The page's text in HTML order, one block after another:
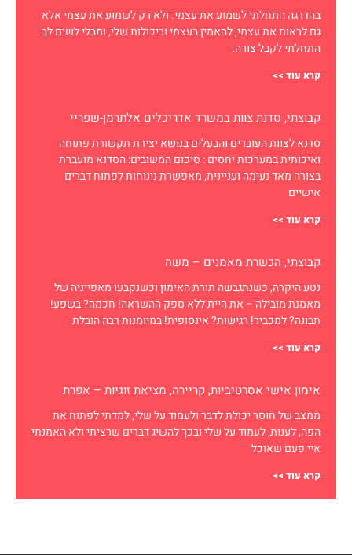
בהדרגה התחלתי לשמוע את עצמי. ולא רק לשמוע את עצמי אלא
גם לראות את עצמי, להאמין בעצמי וביכולות שלי, ומבלי לשים לב
התחלתי לקבל צורה.
קרא עוד >>
קבוצתי, סדנת צוות במשרד אדריכלים אלתרמן-שפריי
סדנא לצוות העובדים והבעלים בנושא יצירת תקשורת פתוחה
ואיכותית במערכות יחסים : סיכום המשובים: הסדנא מועברת
בצורה מאד נעימה ועניינית, מאפשרת נינוחות לפתוח דברים
אישיים
קרא עוד >>
קבוצתי, הכשרת מאמנים – משה
נטע היקרה, כשנתגבשה תורת האימון וכשנקבעו מאפייניה של
מאמנת מובילה – את היית ללא ספק ההשראה! חכמה? בשפע!
תבונה? למכביר! רגישות? אינסופית! במיומנות רבה הובלת
קרא עוד >>
אימון אישי אסרטיביות, קריירה, מציאת זוגיות – אפרת
ממצב של חוסר יכולת לדבר ולעמוד על שלי, למדתי לפתוח את
הפה, לענות, לעמוד על שלי ובכך להשיג דברים שרציתי ולא האמנתי
איי פעם שאוכל
קרא עוד >>